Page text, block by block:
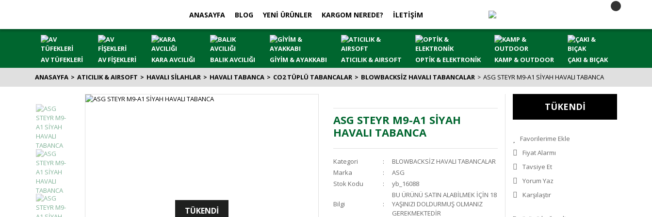
ANASAYFA BLOG YENİ ÜRÜNLER KARGOM NEREDE? İLETİŞİM
AV TÜFEKLERİ AV FİŞEKLERİ KARA AVCILIĞI BALIK AVCILIĞI GİYİM & AYAKKABI ATICILIK & AIRSOFT OPTİK & ELEKTRONİK KAMP & OUTDOOR
ÇAKI & BIÇAK
ANASAYFA
ATICILIK & AIRSOFT HAVALI SİLAHLAR HAVALI TABANCA CO2 TÜPLÜ TABANCALAR BLOWBACKSİZ HAVALI TABANCALAR ASG STEYR M9-A1 SİYAH HAVALI TABANCA
TÜKENDİ
ASG STEYR M9-A1 SİYAH
HAVALI TABANCA
Kategori
BLOWBACKSİZ HAVALI TABANCALAR
Marka
ASG
Stok Kodu
yb_16088
Bilgi
BU ÜRÜNÜ SATIN ALABİLMEK İÇİN 18
YAŞINIZI DOLDURMUŞ OLMANIZ
GEREKMEKTEDİR
TÜKENDİ
Fiyat Alarmı
Tavsiye Et
Yorum Yaz
Karşılaştır